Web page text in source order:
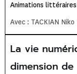
Animations littéraires
Avec : TACKIAN Niko
La vie
dimension